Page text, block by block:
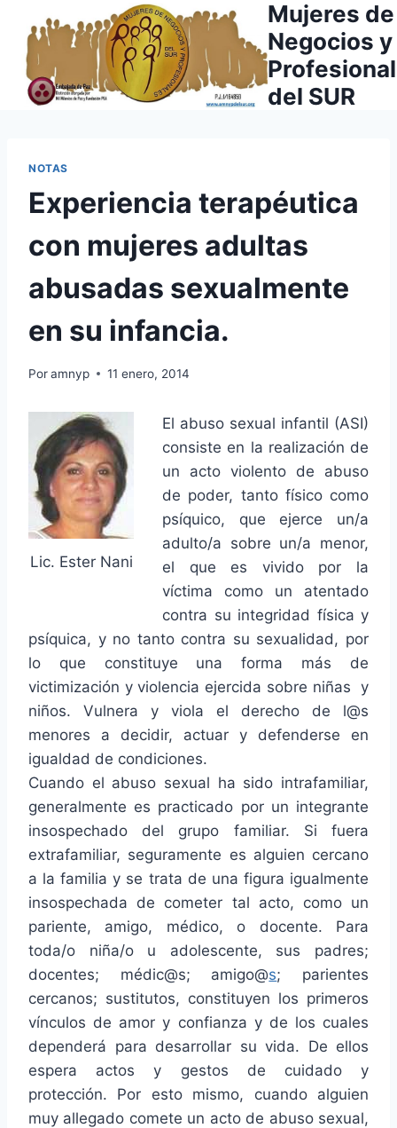
contenido
Mujeres de
Negocios y
del SUR
NOTAS
Experiencia terapéutica
con mujeres adultas
abusadas sexualmente
en su infancia.
Poramnyp 11 enero, 2014
Lic. Ester Nani
El abuso sexual infantil (ASI)
consiste en la realización de
un acto violento de abuso
de poder, tanto físico como
psíquico, que ejerce un/a
adulto/a sobre un/a menor,
el que es vivido por la
víctima como un atentado
contra su integridad física y
psíquica, y no tanto contra su sexualidad, por
lo que constituye una forma más de
victimización y violencia ejercida sobre niñas y
niños. Vulnera y viola el derecho de l@s
menores a decidir, actuar y defenderse en
igualdad de condiciones.
Cuando el abuso sexual ha sido intrafamiliar,
generalmente es practicado por un integrante
insospechado del grupo familiar. Si fuera
extrafamiliar, seguramente es alguien cercano
a la familia y se trata de una figura igualmente
insospechada de cometer tal acto, como un
pariente, amigo, médico, o docente. Para
toda/o niña/o u adolescente, sus padres;
docentes; médic@s; amigo@s; parientes
cercanos; sustitutos, constituyen los primeros
vínculos de amor y confianza y de los cuales
dependerá para desarrollar su vida. De ellos
espera actos y gestos de cuidado y
protección. Por esto mismo, cuando alguien
muy allegado comete un acto de abuso sexual,